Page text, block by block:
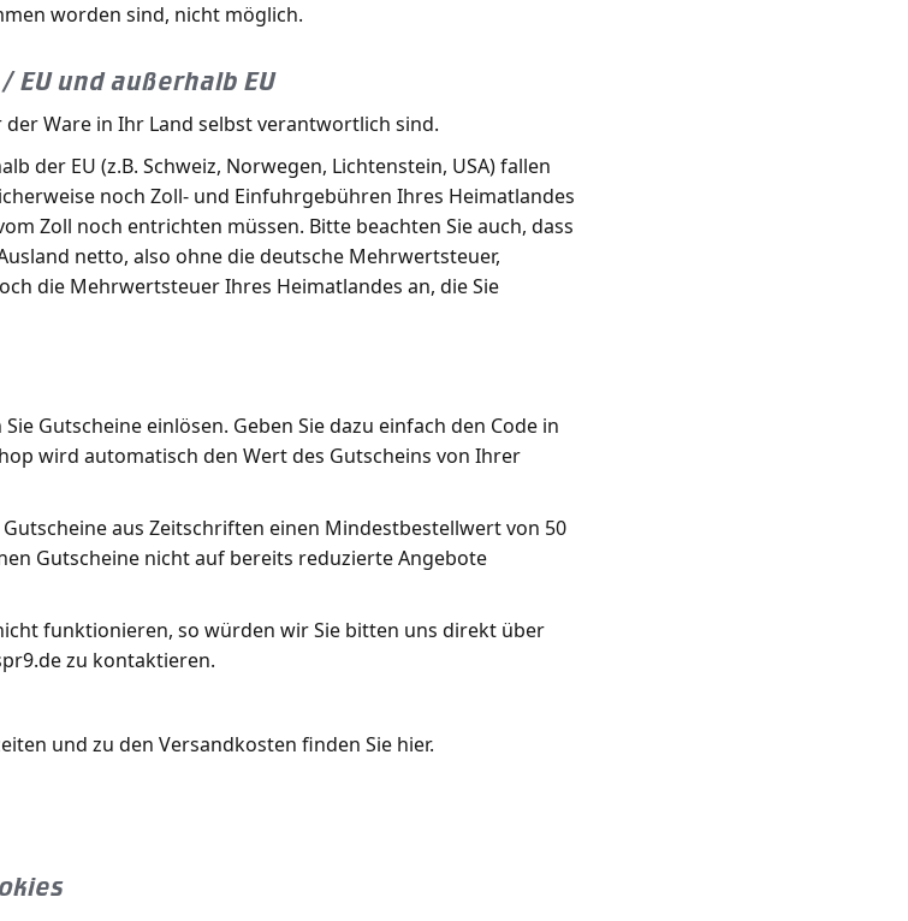
worden sind, nicht möglich.
EU und außerhalb EU
Ware in Ihr Land selbst verantwortlich sind.
der EU (z.B. Schweiz, Norwegen, Lichtenstein, USA) fallen
noch Zoll- und Einfuhrgebühren Ihres Heimatlandes
Zoll noch entrichten müssen. Bitte beachten Sie auch, dass
netto, also ohne die deutsche Mehrwertsteuer,
die Mehrwertsteuer Ihres Heimatlandes an, die Sie
Gutscheine einlösen. Geben Sie dazu einfach den Code in
wird automatisch den Wert des Gutscheins von Ihrer
aus Zeitschriften einen Mindestbestellwert von 50
Gutscheine nicht auf bereits reduzierte Angebote
funktionieren, so würden wir Sie bitten uns direkt über
zu kontaktieren.
und zu den Versandkosten finden Sie hier.